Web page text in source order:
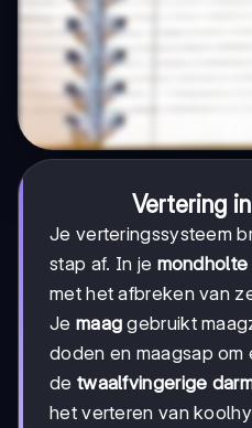
Vertering
Je verteringssysteem
stap af. In je mondholte
met het afbreken van
Je maag gebruikt
doden en maagsap
de twaalfvingerige
het verteren van